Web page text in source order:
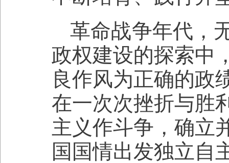
革命战争年代，
政权建设的探索中
良作风为正确的政
在一次次挫折与胜
主义作斗争，确立
国国情出发独立自